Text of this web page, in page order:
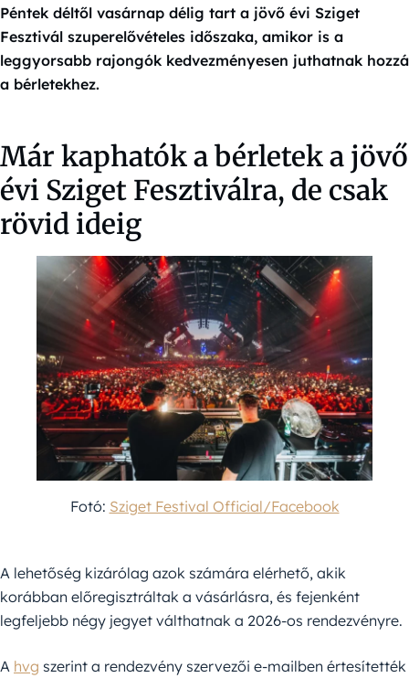
Péntek déltől vasárnap délig tart a jövő évi Sziget
Fesztivál szuperelővételes időszaka, amikor is a
leggyorsabb rajongók kedvezményesen juthatnak hozzá
a bérletekhez.
Már kaphatók a bérletek a jövő
évi Sziget Fesztiválra, de csak
rövid ideig
Fotó: Sziget Festival Official/Facebook
A lehetőség kizárólag azok számára elérhető, akik
korábban előregisztráltak a vásárlásra, és fejenként
legfeljebb négy jegyet válthatnak a 2026-os rendezvényre.
A hvg szerint a rendezvény szervezői e-mailben értesítették